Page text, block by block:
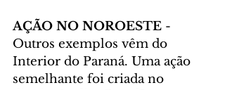
AÇÃO NO NOROESTE -
Outros exemplos vêm do
Interior do Paraná. Uma ação
semelhante foi criada no